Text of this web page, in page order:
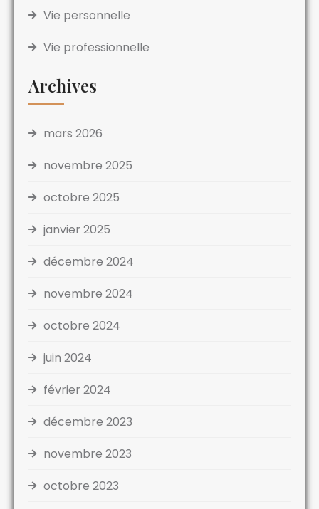
Vie personnelle
Vie professionnelle
Archives
mars 2026
novembre 2025
octobre 2025
janvier 2025
décembre 2024
novembre 2024
octobre 2024
juin 2024
février 2024
décembre 2023
novembre 2023
octobre 2023